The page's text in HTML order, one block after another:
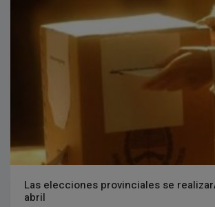
Las elecciones provinciales se
abril